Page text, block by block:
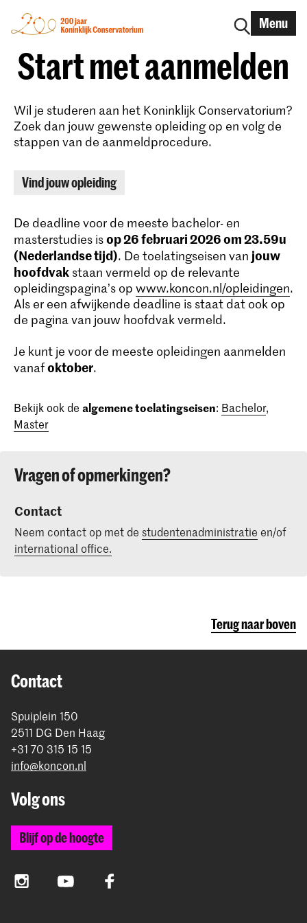
Menu
Start met aanmelden
Wil je studeren aan het Koninklijk Conservatorium?
Zoek dan jouw gewenste opleiding op en volg de
stappen van de aanmeldprocedure.
Vind jouw opleiding
De deadline voor de meeste bachelor- en
masterstudies isop 26 februari 2026 om 23.59u
(Nederlandse tijd). De toelatingseisen van jouw
hoofdvak staan vermeld op de relevante
opleidingspagina’s op www.koncon.nl/opleidingen.
Als er een afwijkende deadline is staat dat ook op
de pagina van jouw hoofdvak vermeld.
Je kunt je voor de meeste opleidingen aanmelden
vanafoktober.
Bekijk ook de algemene toelatingseisen: Bachelor,
Master
Vragen of opmerkingen?
Contact
Neem contact op met de studentenadministratie en/of
international office.
Terug naar boven
Contact
Spuiplein 150
2511 DG Den Haag
+31 70 315 15 15
info@koncon.nl
Volg ons
Blijf op de hoogte
InstagramYouTube Facebook